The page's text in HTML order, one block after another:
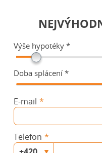
Výše hypotéky *
Doba splácení *
E-mail
Telefon